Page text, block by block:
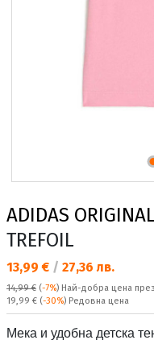
ADIDAS
TREFOIL
Текуща цена:
13,99 € / 27,36 лв.
14,99 € (-7%) Най-добра цена
Редовна цена:
19,99 € (-30%) Редовна цена
Мека и удобна детска